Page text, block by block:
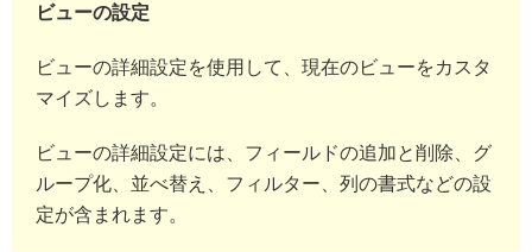
ビューの設定
ビューの詳細設定を使用して、現在のビューをカスタ
マイズします。
ビューの詳細設定には、フィールドの追加と削除、グ
ループ化、並べ替え、フィルター、列の書式などの設
定が含まれます。